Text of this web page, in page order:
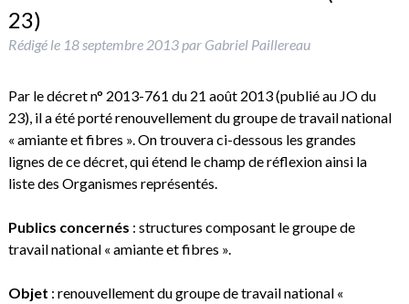
23)
Rédigé le 18 septembre 2013par Gabriel Paillereau
Par le décret n° 2013-761 du 21 août 2013 (publié au JO du
23), il a été porté renouvellement du groupe de travail national
« amiante et fibres ». On trouvera ci-dessous les grandes
lignes de ce décret, qui étend le champ de réflexion ainsi la
liste des Organismes représentés.
Publics concernés : structures composant le groupe de
travail national « amiante et fibres ».
Objet : renouvellement du groupe de travail national «